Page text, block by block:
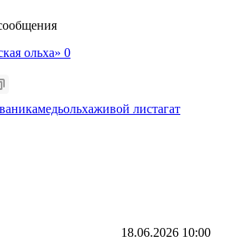
медьольхаживой листагат
18.06.2026 10:00